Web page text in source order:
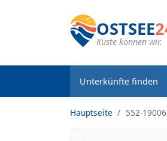
OSTSEE
Küste können wir.
Unterkünfte finden
Hauptseite 552-